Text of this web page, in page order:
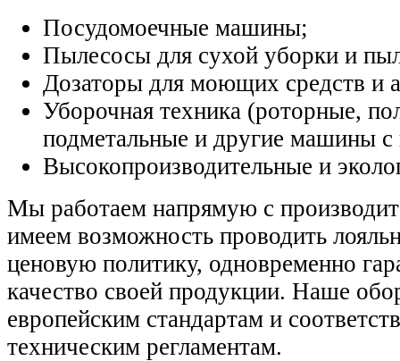
Посудомоечные машины;
Пылесосы для сухой уборки и
Дозаторы для моющих средств и
Уборочная техника (роторные,
подметальные и другие машины
Высокопроизводительные и
Мы работаем напрямую с
имеем возможность проводить
ценовую политику, одновременно
качество своей продукции. Наше
европейским стандартам и
техническим регламентам.